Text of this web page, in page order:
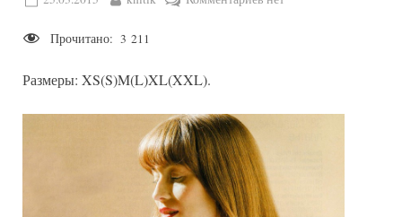
Прочитано: 3 211
Размеры: XS(S)M(L)XL(XXL).